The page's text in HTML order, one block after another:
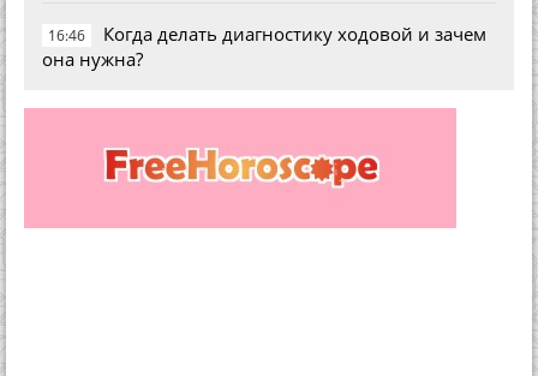
16:46
Когда делать диагностику ходовой и зачем
она нужна?